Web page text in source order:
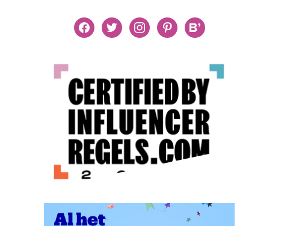
facebooktwitterinstagrampinterestbloglovin